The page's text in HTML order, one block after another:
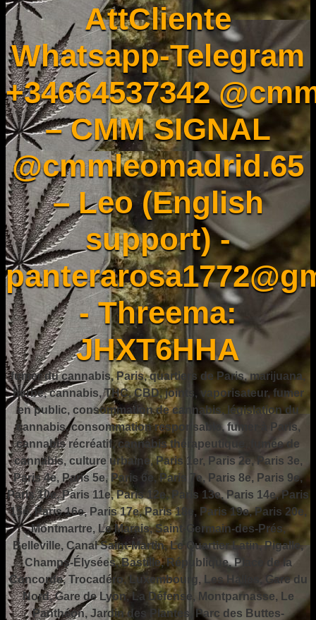
AttCliente
Whatsapp-Telegram
+34664537342
– CMM SIGNAL
@cmmleomadrid.65
– Leo (English
support) -
- Threema:
JHXT6HHA
fumer du cannabis, Paris, quartiers de Paris, marijuana,
herbe, cannabis, THC, CBD, joints, vaporisateur, fumer
en public, consommation de cannabis, législation du
cannabis, consommation responsable, fumer à Paris,
cannabis récréatif, cannabis thérapeutique, fumée de
cannabis, culture urbaine, Paris 1er, Paris 2e, Paris 3e,
Paris 4e, Paris 5e, Paris 6e, Paris 7e, Paris 8e, Paris 9e,
Paris 10e, Paris 11e, Paris 12e, Paris 13e, Paris 14e, Paris
15e, Paris 16e, Paris 17e, Paris 18e, Paris 19e, Paris 20e,
Montmartre, Le Marais, Saint-Germain-des-Prés,
Belleville, Canal Saint-Martin, Le Quartier Latin, Pigalle,
Champs-Élysées, Bastille, République, Place de la
Concorde, Trocadéro, Luxembourg, Les Halles, Gare du
Nord, Gare de Lyon, La Défense, Montparnasse, Le
Panthéon, Jardin des Plantes, Parc des Buttes-